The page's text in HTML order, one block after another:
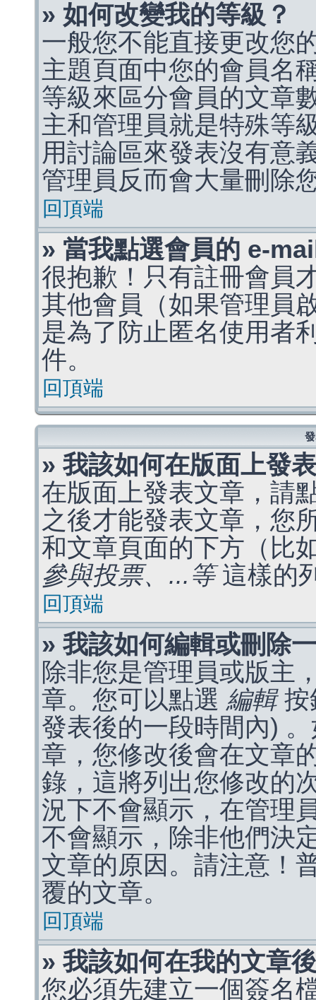
» 如何改變我的等級？
一般您不能直接更改您
主題頁面中您的會員名
等級來區分會員的文章
主和管理員就是特殊等
用討論區來發表沒有意
管理員反而會大量刪除
回頂端
» 當我點選會員的 e-
很抱歉！只有註冊會員
其他會員（如果管理員
是為了防止匿名使用者
件。
回頂端
» 我該如何在版面上發
在版面上發表文章，請
之後才能發表文章，您
和文章頁面的下方（比
參與投票、...等這樣的
回頂端
» 我該如何編輯或刪除
除非您是管理員或版主
章。您可以點選 編輯按
發表後的一段時間內)
章，您修改後會在文章
錄，這將列出您修改的
況下不會顯示，在管理
不會顯示，除非他們決
文章的原因。請注意！
覆的文章。
回頂端
» 我該如何在我的文章
您必須先建立一個簽名